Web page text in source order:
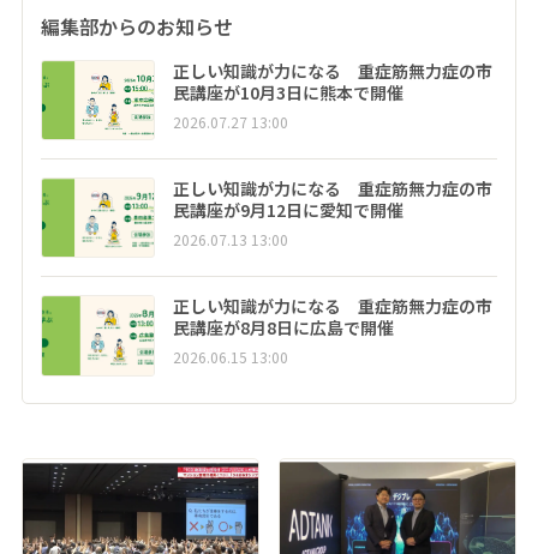
編集部からのお知らせ
正しい知識が力になる 重症筋無力症の市
民講座が10月3日に熊本で開催
2026.07.27 13:00
正しい知識が力になる 重症筋無力症の市
民講座が9月12日に愛知で開催
2026.07.13 13:00
正しい知識が力になる 重症筋無力症の市
民講座が8月8日に広島で開催
2026.06.15 13:00